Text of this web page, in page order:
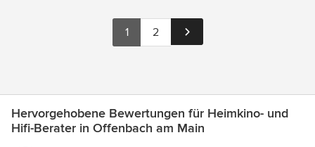
1 2
Hervorgehobene Bewertungen für Heimkino- und
Hifi-Berater in Offenbach am Main